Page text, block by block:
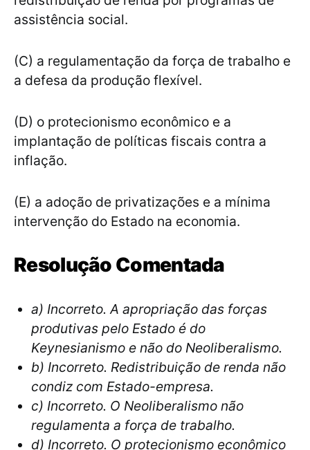
assistência social.
(C) a regulamentação da força de trabalho e
a defesa da produção flexível.
(D) o protecionismo econômico e a
implantação de políticas fiscais contra a
inflação.
(E) a adoção de privatizações e a mínima
intervenção do Estado na economia.
Resolução Comentada
a) Incorreto. A apropriação das forças
produtivas pelo Estado é do
Keynesianismo e não do Neoliberalismo.
b) Incorreto. Redistribuição de renda não
condiz com Estado-empresa.
c) Incorreto. O Neoliberalismo não
regulamenta a força de trabalho.
d) Incorreto. O protecionismo econômico